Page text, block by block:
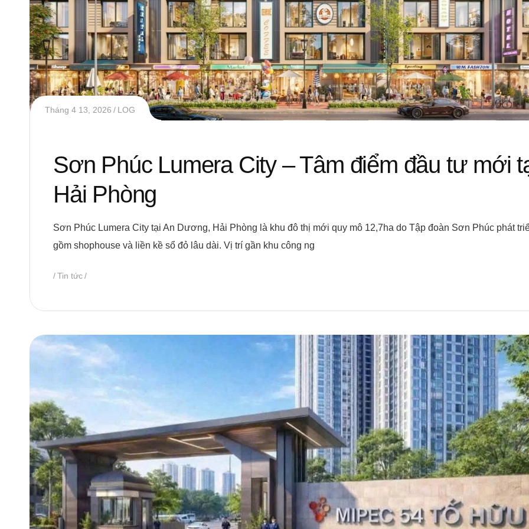
Tháng 4 13, 2026 LOG
Sơn Phúc Lumera City – Tâm điểm đầu tư mới
Hải Phòng
Sơn Phúc Lumera City tại An Dương, Hải Phòng là khu đô thị mới quy mô 12,7ha do Tập đoàn Sơn Phúc phát
gồm shophouse và liền kề sổ đỏ lâu dài. Vị trí gần khu công ng
Tin tức